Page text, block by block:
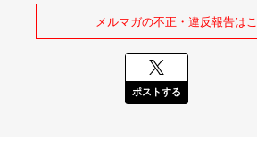
メルマガの不正・違反報告は
ポストする